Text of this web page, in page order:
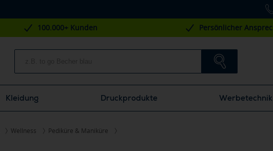
100.000+ Kunden Persönlicher
Kleidung Druckprodukte Werbetechnik
Wellness Pediküre & Maniküre